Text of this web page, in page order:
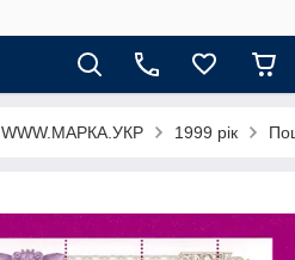
WWW.МАРКА.УКР 1999 рік